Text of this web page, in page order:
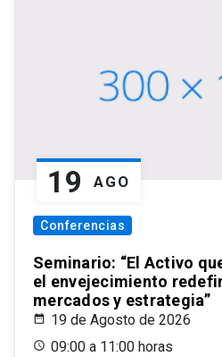
19 AGO
Conferencias
Seminario: “El Activo
el envejecimiento
mercados y estrategia”
19 de Agosto de 2026
09:00 a 11:00 horas